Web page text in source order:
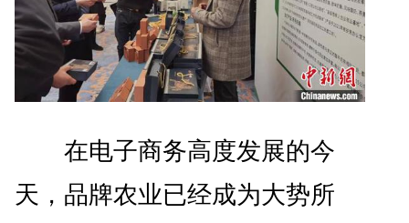
在电子商务高度发展的今
天，品牌农业已经成为大势所